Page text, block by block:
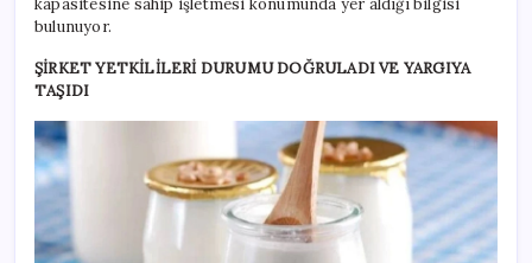
bulunuyor.
ŞİRKET YETKİLİLERİ DURUMU DOĞRULADI VE YARGIYA
TAŞIDI